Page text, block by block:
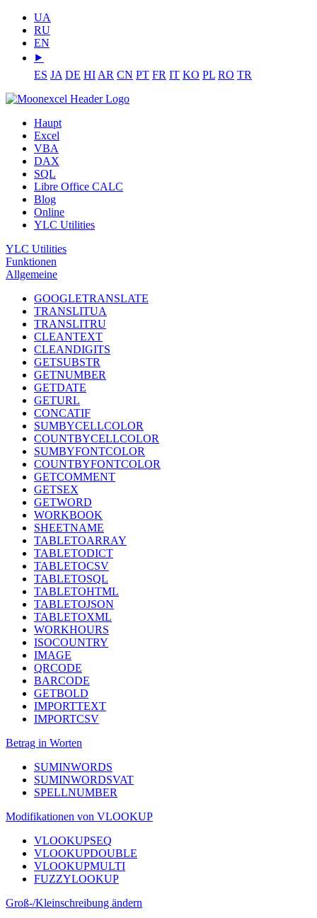
UA
RU
EN
⯈
ES JA DE HI AR CN PT FR IT KO PL RO TR
Haupt
Excel
VBA
DAX
SQL
Libre Office CALC
Blog
Online
YLC Utilities
YLC Utilities
Funktionen
Allgemeine
GOOGLETRANSLATE
TRANSLITUA
TRANSLITRU
CLEANTEXT
CLEANDIGITS
GETSUBSTR
GETNUMBER
GETDATE
GETURL
CONCATIF
SUMBYCELLCOLOR
COUNTBYCELLCOLOR
SUMBYFONTCOLOR
COUNTBYFONTCOLOR
GETCOMMENT
GETSEX
GETWORD
WORKBOOK
SHEETNAME
TABLETOARRAY
TABLETODICT
TABLETOCSV
TABLETOSQL
TABLETOHTML
TABLETOJSON
TABLETOXML
WORKHOURS
ISOCOUNTRY
IMAGE
QRCODE
BARCODE
GETBOLD
IMPORTTEXT
IMPORTCSV
Betrag in Worten
SUMINWORDS
SUMINWORDSVAT
SPELLNUMBER
Modifikationen von VLOOKUP
VLOOKUPSEQ
VLOOKUPDOUBLE
VLOOKUPMULTI
FUZZYLOOKUP
Groß-/Kleinschreibung ändern